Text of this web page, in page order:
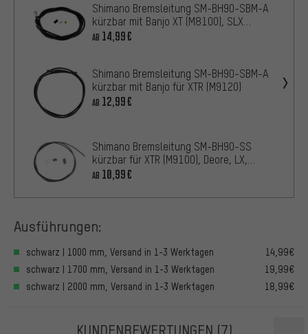
Shimano Bremsleitung SM-BH90-SBM-A
kürzbar mit Banjo XT (M8100), SLX
(M7100)
AB 14,99€
Shimano Bremsleitung SM-BH90-SBM-A
kürzbar mit Banjo für XTR (M9120)
AB 12,99€
Shimano Bremsleitung SM-BH90-SS
kürzbar für XTR (M9100), Deore, LX,
MT520
AB 10,99€
Ausführungen:
schwarz | 1000 mm, Versand in 1-3 Werktagen
14,99€
schwarz | 1700 mm, Versand in 1-3 Werktagen
19,99€
schwarz | 2000 mm, Versand in 1-3 Werktagen
18,99€
KUNDENBEWERTUNGEN (7)